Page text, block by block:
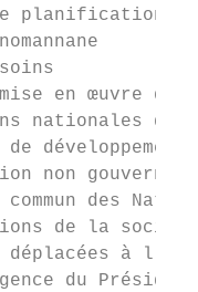
de
en œuvre dédié
nationales des
développement
non
commun des
de la
à
du